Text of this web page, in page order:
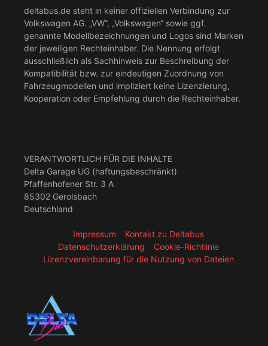
deltabus.de steht in keiner offiziellen Verbindung zur
Volkswagen AG. „VW“, „Volkswagen“ sowie ggf.
genannte Modellbezeichnungen und Logos sind Marken
der jeweiligen Rechteinhaber. Die Nennung erfolgt
ausschließlich als Sachhinweis zur Beschreibung der
Kompatibilität bzw. zur eindeutigen Zuordnung von
Fahrzeugmodellen und impliziert keine Lizenzierung,
Kooperation oder Empfehlung durch die Rechteinhaber.
VERANTWORTLICH FÜR DIE INHALTE
Delta Garage UG (haftungsbeschränkt)
Pfaffenhofener Str. 3 A
85302 Gerolsbach
Deutschland
Impressum
Kontakt zu Deltabus
Datenschutzerklärung
Cookie-Richtlinie
Lizenzvereinbarung für die Nutzung von Dateien